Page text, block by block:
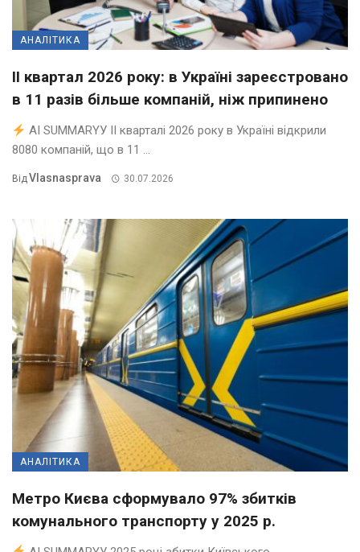
АНАЛІТИКА
II квартал 2026 року: в Україні зареєстровано
в 11 разів більше компаній, ніж припинено
AI SUMMARYУ ІІ кварталі 2026 року в Україні відкрили
8080 компаній, що в 11 ...
ВідVlasnasprava 30.07.2026
АНАЛІТИКА
Метро Києва сформувало 97% збитків
комунального транспорту у 2025 р.